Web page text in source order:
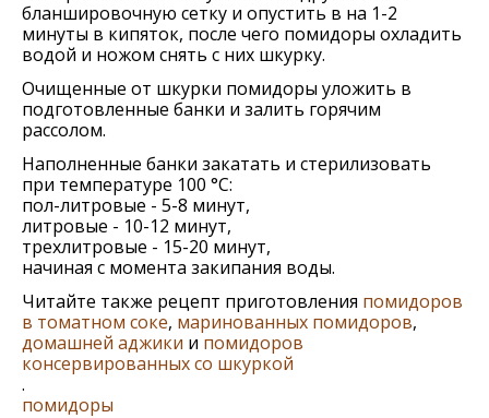
бланшировочную сетку и опустить в на 1-2
минуты в кипяток, после чего помидоры охладить
водой и ножом снять с них шкурку.
Очищенные от шкурки помидоры уложить в
подготовленные банки и залить горячим
рассолом.
Наполненные банки закатать и стерилизовать
при температуре 100 °C:
пол-литровые - 5-8 минут,
литровые - 10-12 минут,
трехлитровые - 15-20 минут,
начиная с момента закипания воды.
Читайте также рецепт приготовления помидоров
в томатном соке, маринованных помидоров,
домашней аджики и помидоров
консервированных со шкуркой
.
помидоры